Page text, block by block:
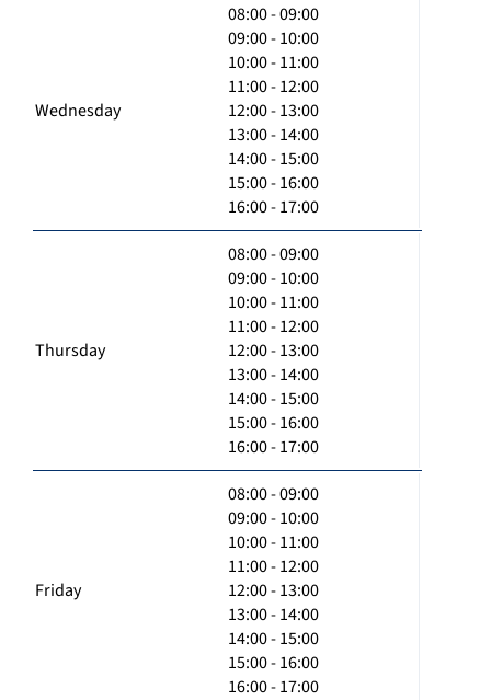
Wednesday
08:00 - 09:00
09:00 - 10:00
10:00 - 11:00
11:00 - 12:00
12:00 - 13:00
13:00 - 14:00
14:00 - 15:00
15:00 - 16:00
16:00 - 17:00
Thursday
08:00 - 09:00
09:00 - 10:00
10:00 - 11:00
11:00 - 12:00
12:00 - 13:00
13:00 - 14:00
14:00 - 15:00
15:00 - 16:00
16:00 - 17:00
Friday
08:00 - 09:00
09:00 - 10:00
10:00 - 11:00
11:00 - 12:00
12:00 - 13:00
13:00 - 14:00
14:00 - 15:00
15:00 - 16:00
16:00 - 17:00